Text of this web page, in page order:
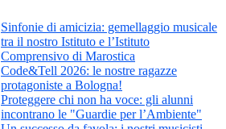
Sinfonie di amicizia: gemellaggio musicale
tra il nostro Istituto e l’Istituto
Comprensivo di Marostica
Code&Tell 2026: le nostre ragazze
protagoniste a Bologna!
Proteggere chi non ha voce: gli alunni
incontrano le "Guardie per l’Ambiente"